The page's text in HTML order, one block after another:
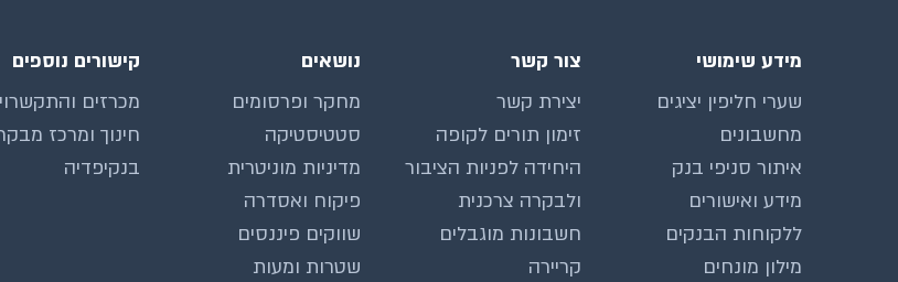
מידע שימושי
שערי חליפין יציגים
מחשבונים
איתור סניפי בנק
מידע ואישורים
ללקוחות הבנקים
מילון מונחים
צור קשר
יצירת קשר
זימון תורים לקופה
היחידה לפניות הציבור
ולבקרה צרכנית
חשבונות מוגבלים
קריירה
נושאים
מחקר ופרסומים
סטטיסטיקה
מדיניות מוניטרית
פיקוח ואסדרה
שווקים פיננסים
שטרות ומעות
קישורים נוספים
מכרזים
חינוך ומרכז
בנקיפדיה